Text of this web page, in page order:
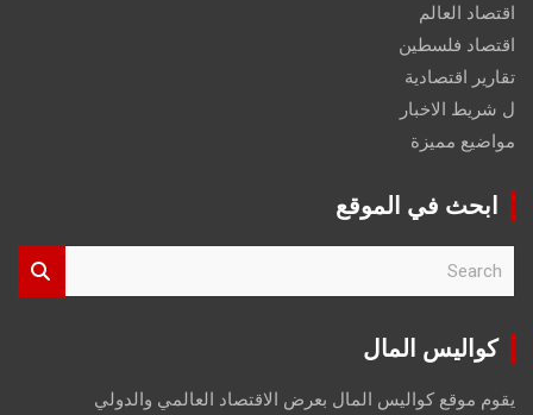
اقتصاد العالم
اقتصاد فلسطين
تقارير اقتصادية
ل شريط الاخبار
مواضيع مميزة
ابحث في الموقع
r
كواليس المال
يقوم موقع كواليس المال بعرض الاقتصاد العالمي والدولي